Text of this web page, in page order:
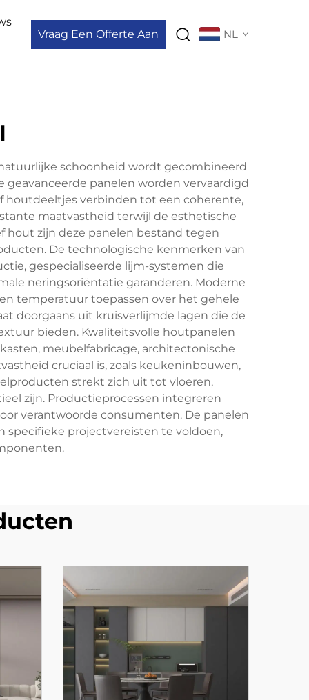
Vraag Een Offerte Aan NL
schoonheid wordt gecombineerd
panelen worden vervaardigd
houtdeeltjes verbinden tot een coherente,
maatvastheid terwijl de esthetische
zijn deze panelen bestand tegen
De technologische kenmerken van
gespecialiseerde lijm-systemen die
neringsoriëntatie garanderen. Moderne
temperatuur toepassen over het gehele
doorgaans uit kruisverlijmde lagen die de
bieden. Kwaliteitsvolle houtpanelen
meubelfabricage, architectonische
cruciaal is, zoals keukeninbouwen,
strekt zich uit tot vloeren,
zijn. Productieprocessen integreren
verantwoorde consumenten. De panelen
projectvereisten te voldoen,